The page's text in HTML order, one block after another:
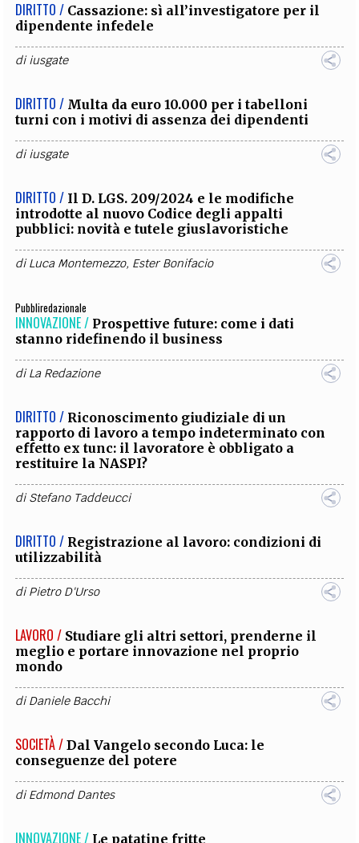
DIRITTO / Cassazione: sì all’investigatore per il
dipendente infedele
diiusgate
DIRITTO / Multa da euro 10.000 per i tabelloni
turni con i motivi di assenza dei dipendenti
diiusgate
DIRITTO / Il D. LGS. 209/2024 e le modifiche
introdotte al nuovo Codice degli appalti
pubblici: novità e tutele giuslavoristiche
diLuca Montemezzo, Ester Bonifacio
Pubbliredazionale
INNOVAZIONE / Prospettive future: come i dati
stanno ridefinendo il business
diLa Redazione
DIRITTO / Riconoscimento giudiziale di un
rapporto di lavoro a tempo indeterminato con
effetto ex tunc: il lavoratore è obbligato a
restituire la NASPI?
diStefano Taddeucci
DIRITTO / Registrazione al lavoro: condizioni di
utilizzabilità
diPietro D'Urso
LAVORO / Studiare gli altri settori, prenderne il
meglio e portare innovazione nel proprio
mondo
diDaniele Bacchi
SOCIETÀ / Dal Vangelo secondo Luca: le
conseguenze del potere
diEdmond Dantes
INNOVAZIONE / Le patatine fritte